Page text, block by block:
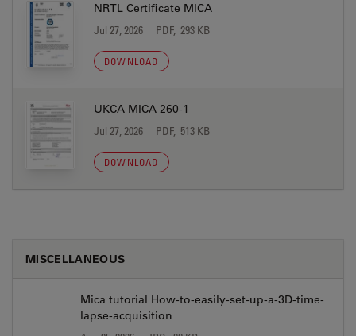
NRTL Certificate MICA
Jul 27, 2026 PDF, 293 KB
DOWNLOAD
UKCA MICA 260-1
Jul 27, 2026 PDF, 513 KB
DOWNLOAD
MISCELLANEOUS
Mica tutorial How-to-easily-set-up-a-3D-time-
lapse-acquisition